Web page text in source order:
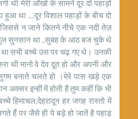
थी मेरी आँखों के सामने दूर दो पहाड़ों
था …दूर विशाल पहाड़ों के बीच दो
न जाने कितने नीचे एक नदी तेज़
पुल सुनसान था ..सुबह के आठ बज चुके थे
था सभी बच्चे उस पर चढ़ गए थे। उनकी
थी मानो वे देव दूत हो और अपनी और
सुगम बनाते चलते हो ।मेरे पास खड़े एक
अक्सर इन्हीं में होती है तुम कहीं कि भी
हिमाचल,देहरादून हर जगह रास्तो में
हैं पर जैसे ही ये बड़े हो जातें है पहाड़